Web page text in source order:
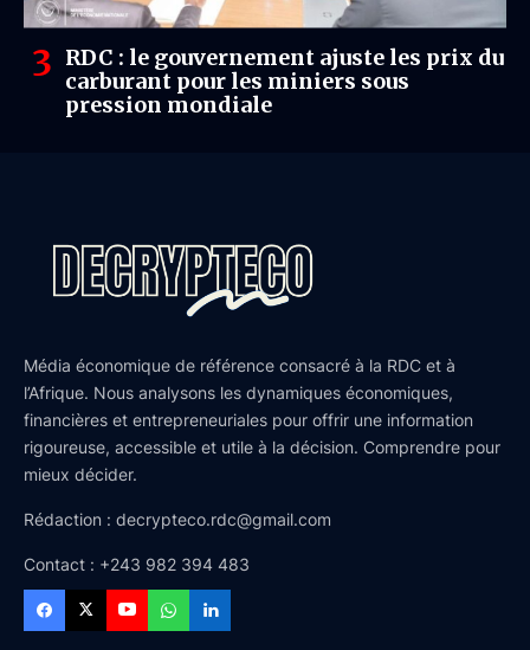
RDC : le gouvernement ajuste les prix du
carburant pour les miniers sous
pression mondiale
Média économique de référence consacré à la RDC et à
l’Afrique. Nous analysons les dynamiques économiques,
financières et entrepreneuriales pour offrir une information
rigoureuse, accessible et utile à la décision. Comprendre pour
mieux décider.
Rédaction : decrypteco.rdc@gmail.com
Contact : +243 982 394 483